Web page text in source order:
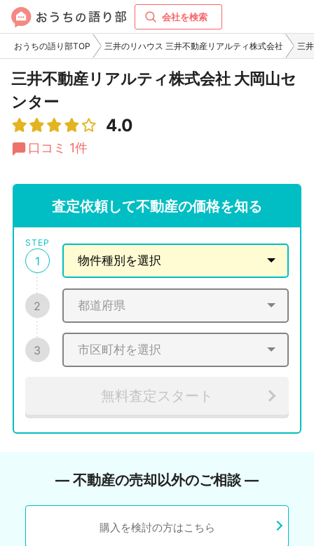
会社を検索
おうちの語り部TOP 三井のリハウス 三井不動産リアルティ株式会社 三
三井不動産リアルティ株式会社 大岡山セ
ンター
4.0
口コミ 1件
査定依頼して不動産の価格を知る
STEP
1
2
3
無料査定スタート
― 不動産の売却以外のご相談 ―
購入を検討の方はこちら